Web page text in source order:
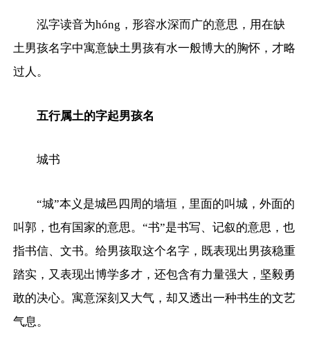
泓字读音为hóng，形容水深而广的意思，用在缺
土男孩名字中寓意缺土男孩有水一般博大的胸怀，才略
过人。
五行属土的字起男孩名
城书
“城”本义是城邑四周的墙垣，里面的叫城，外面的
叫郭，也有国家的意思。“书”是书写、记叙的意思，也
指书信、文书。给男孩取这个名字，既表现出男孩稳重
踏实，又表现出博学多才，还包含有力量强大，坚毅勇
敢的决心。寓意深刻又大气，却又透出一种书生的文艺
气息。